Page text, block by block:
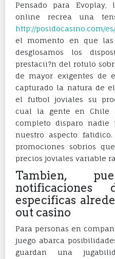
Pensado para
online recrea una
http://posidocasino.com/
el momento en que las
desglosamos los
prestacii?n del rotulo
de mayor exigentes de
capturado la natura de
el futbol joviales su
cual la gente en Chile
completo disparo
nuestro aspecto
promociones sobrios
precios joviales variable
Tambien,
notificaciones
especificas
out casino
Para personas en
juego abarca
guardan una